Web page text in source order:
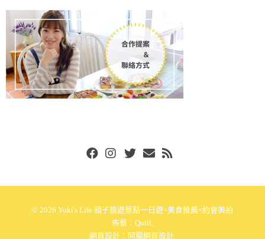
© 2026 Yuki's Life 親子旅遊景點一日遊×美食推薦×約會美拍
佈景： Quill
網頁設計： 阿腸網頁設計